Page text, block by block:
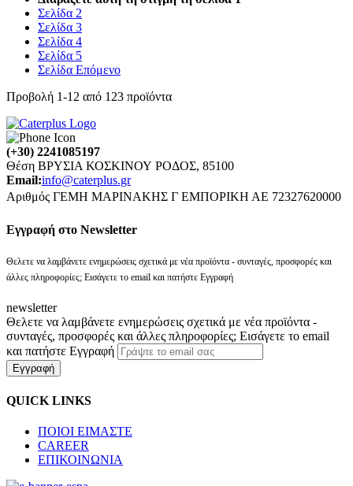
Σελίδα 2
Σελίδα 3
Σελίδα 4
Σελίδα 5
Σελίδα Επόμενο
Προβολή 1-12 από 123 προϊόντα
(+30) 2241085197
Θέση ΒΡΥΣΙΑ ΚΟΣΚΙΝΟΥ ΡΟΔΟΣ, 85100
Email:info@caterplus.gr
Αριθμός ΓΕΜΗ ΜΑΡΙΝΑΚΗΣ Γ ΕΜΠΟΡΙΚΗ ΑΕ 72327620000
Eγγραφή στο Newsletter
Θελετε να λαμβάνετε ενημερώσεις σχετικά με νέα προϊόντα - συνταγές, προσφορές και
άλλες πληροφορίες; Εισάγετε το email και πατήστε Εγγραφή
newsletter
Θελετε να λαμβάνετε ενημερώσεις σχετικά με νέα προϊόντα -
συνταγές, προσφορές και άλλες πληροφορίες; Εισάγετε το email
και πατήστε Εγγραφή
Εγγραφή
QUICK LINKS
ΠΟΙΟΙ ΕΙΜΑΣΤΕ
CAREER
ΕΠΙΚΟΙΝΩΝΙΑ